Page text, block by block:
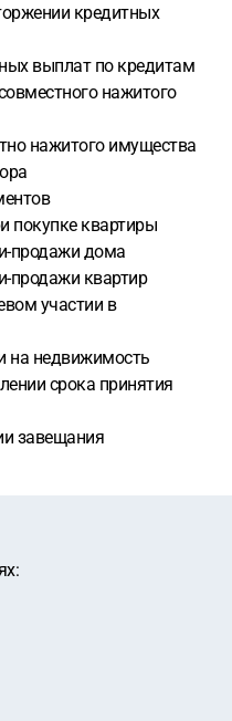
кредитных
выплат по кредитам
нажитого
нажитого имущества
покупке квартиры
продажи дома
продажи квартир
участии в
на недвижимость
срока принятия
завещания
: